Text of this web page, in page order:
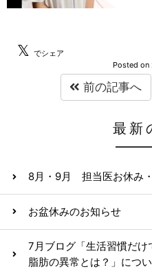
𝕏 でシェア
Posted on
前の記事へ
最新
8月・9月 担当医お休み
お盆休みのお知らせ
7月ブログ「生活習慣だ
脂肪の異常とは？」につ